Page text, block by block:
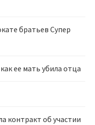
братьев Супер
ее мать убила отца
контракт об участии